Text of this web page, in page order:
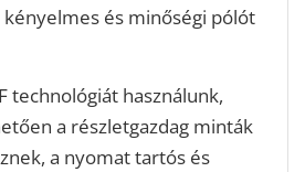
kényelmes és minőségi pólót
technológiát használunk,
a részletgazdag minták
a nyomat tartós és